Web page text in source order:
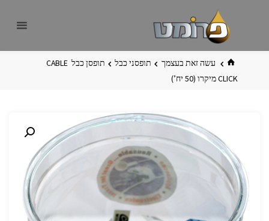
בית עשה זאת בעצמך תופסני כבל
תופסן כבל ‏ ‏CABLE
CLICK מיקרו ‏(50 יח’)